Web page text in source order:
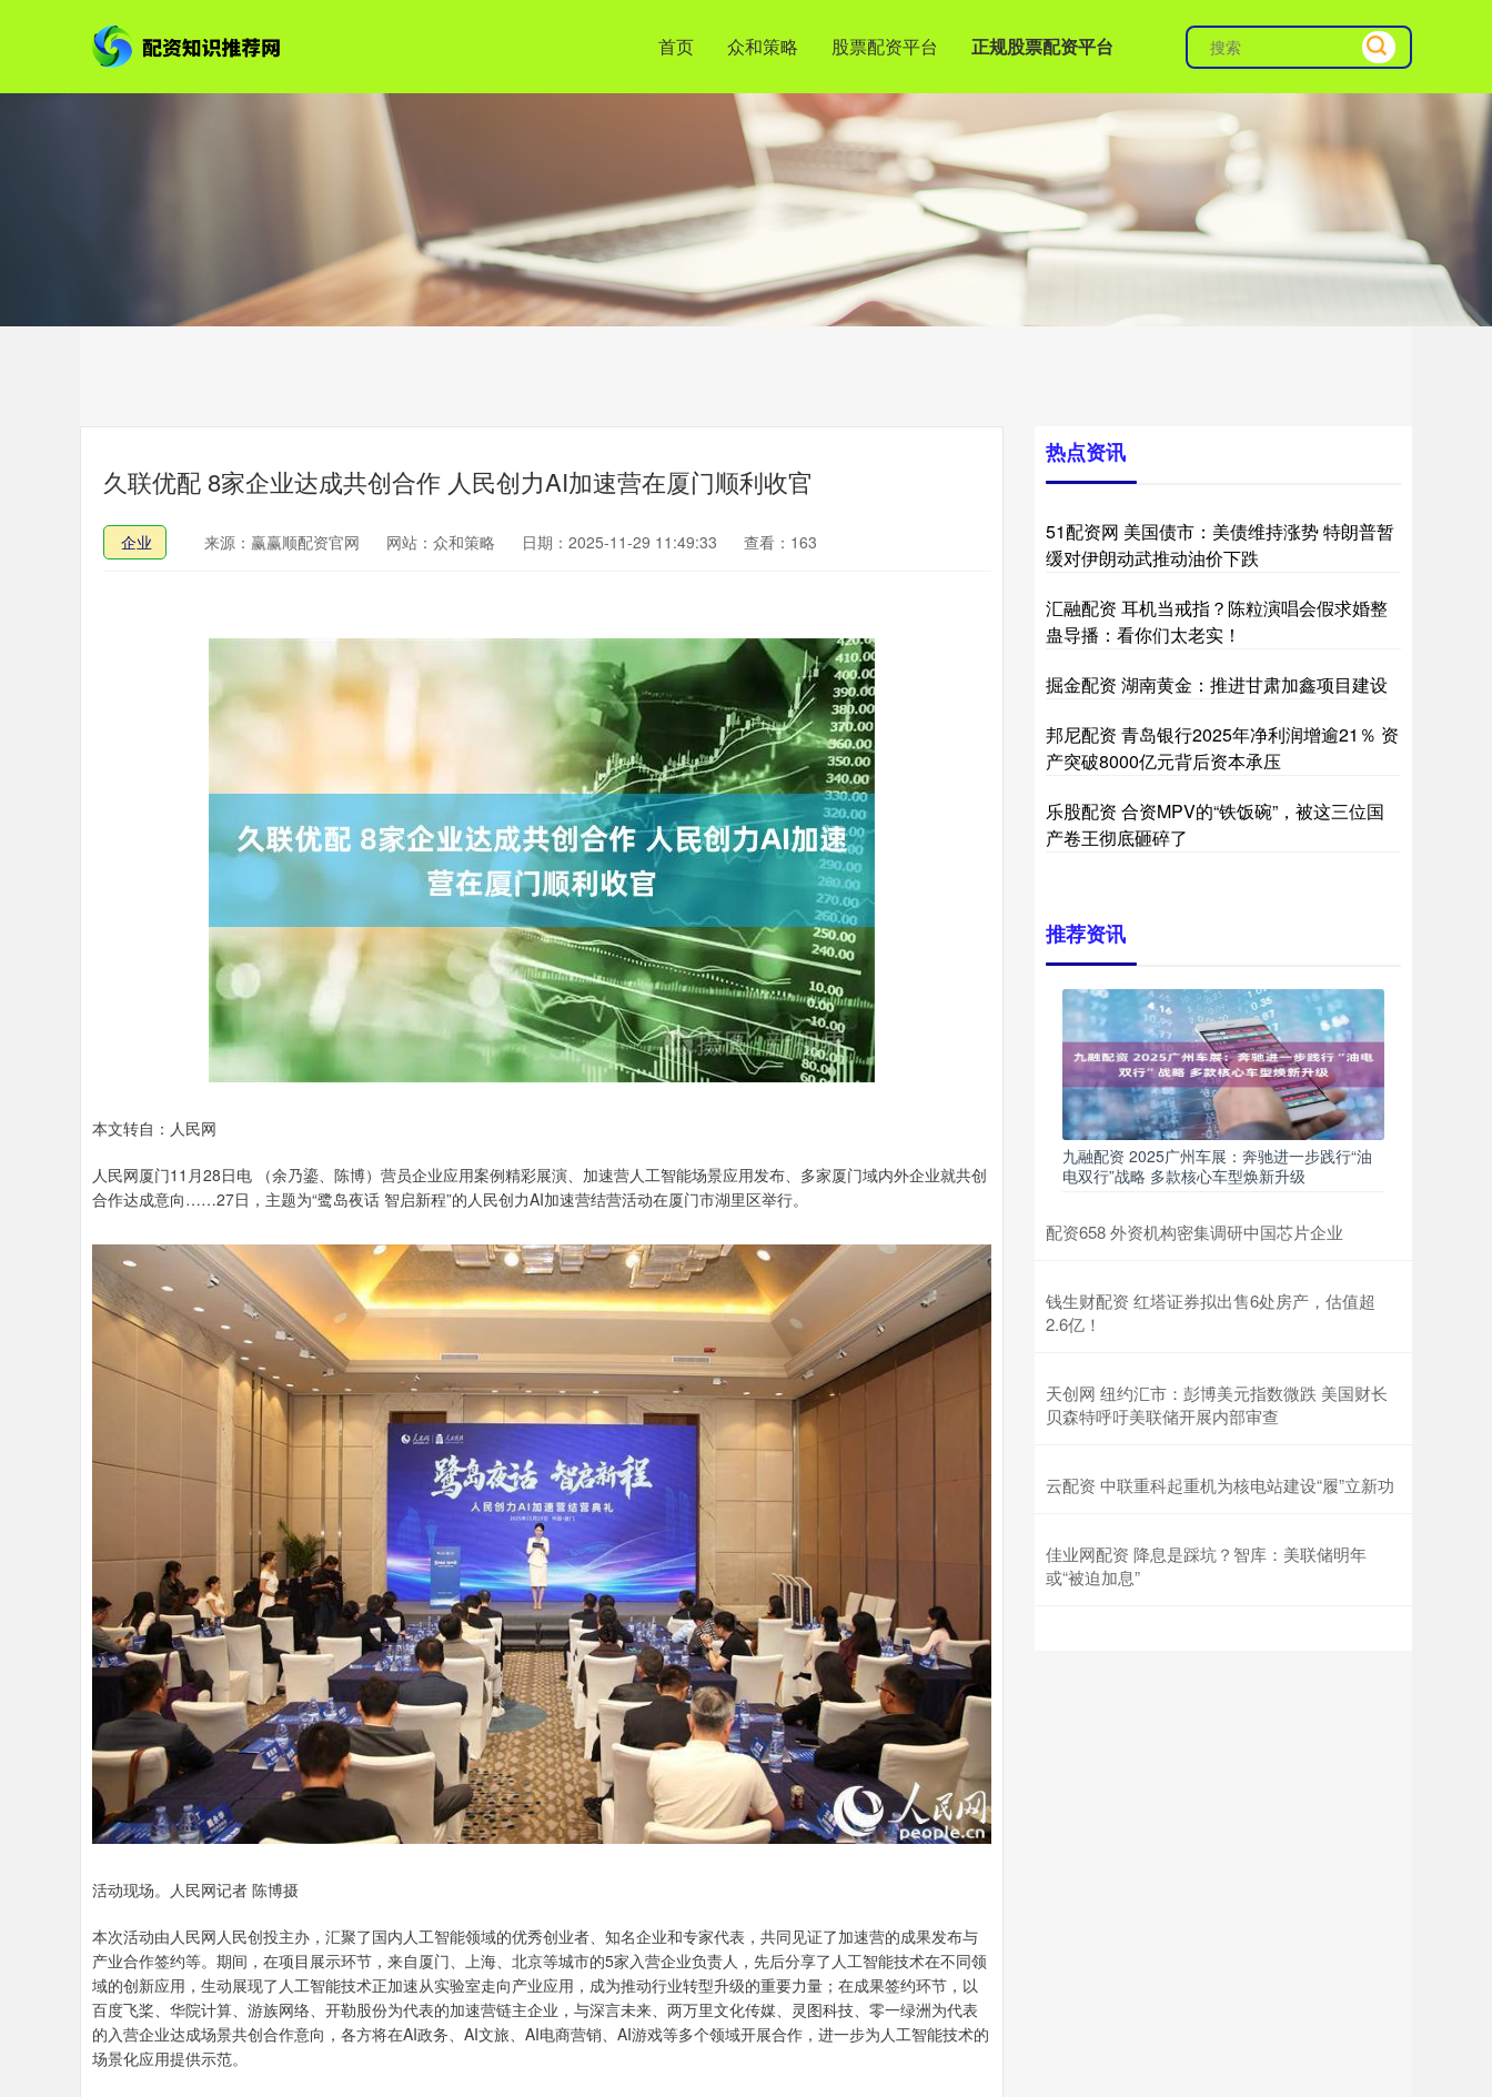
首页 众和策略 股票配资平台 正规股票配资平台
久联优配 8家企业达成共创合作 人民创力AI加速营在厦门顺利收官
企业 来源：赢赢顺配资官网 网站：众和策略 日期：2025-11-29 11:49:33 查看：163
本文转自：人民网
人民网厦门11月28日电 （余乃鎏、陈博）营员企业应用案例精彩展演、加速营人工智能场景应用发布、多家厦门域内外企业就共创
合作达成意向……27日，主题为“鹭岛夜话 智启新程”的人民创力AI加速营结营活动在厦门市湖里区举行。
活动现场。人民网记者 陈博摄
本次活动由人民网人民创投主办，汇聚了国内人工智能领域的优秀创业者、知名企业和专家代表，共同见证了加速营的成果发布与
产业合作签约等。期间，在项目展示环节，来自厦门、上海、北京等城市的5家入营企业负责人，先后分享了人工智能技术在不同领
域的创新应用，生动展现了人工智能技术正加速从实验室走向产业应用，成为推动行业转型升级的重要力量；在成果签约环节，以
百度飞桨、华院计算、游族网络、开勒股份为代表的加速营链主企业，与深言未来、两万里文化传媒、灵图科技、零一绿洲为代表
的入营企业达成场景共创合作意向，各方将在AI政务、AI文旅、AI电商营销、AI游戏等多个领域开展合作，进一步为人工智能技术的
场景化应用提供示范。
热点资讯
51配资网 美国债市：美债维持涨势 特朗普暂
缓对伊朗动武推动油价下跌
汇融配资 耳机当戒指？陈粒演唱会假求婚整
蛊导播：看你们太老实！
掘金配资 湖南黄金：推进甘肃加鑫项目建设
邦尼配资 青岛银行2025年净利润增逾21％ 资
产突破8000亿元背后资本承压
乐股配资 合资MPV的“铁饭碗”，被这三位国
产卷王彻底砸碎了
推荐资讯
九融配资 2025广州车展：奔驰进一步践行“油
电双行”战略 多款核心车型焕新升级
配资658 外资机构密集调研中国芯片企业
钱生财配资 红塔证券拟出售6处房产，估值超
2.6亿！
天创网 纽约汇市：彭博美元指数微跌 美国财长
贝森特呼吁美联储开展内部审查
云配资 中联重科起重机为核电站建设“履”立新功
佳业网配资 降息是踩坑？智库：美联储明年
或“被迫加息”